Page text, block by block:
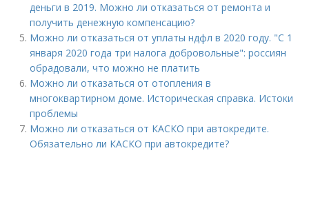
деньги в 2019. Можно ли отказаться от ремонта и
получить денежную компенсацию?
Можно ли отказаться от уплаты ндфл в 2020 году. "С 1
января 2020 года три налога добровольные": россиян
обрадовали, что можно не платить
Можно ли отказаться от отопления в
многоквартирном доме. Историческая справка. Истоки
проблемы
Можно ли отказаться от КАСКО при автокредите.
Обязательно ли КАСКО при автокредите?